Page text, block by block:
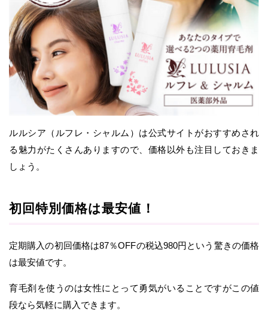
ルルシア（ルフレ・シャルム）は公式サイトがおすすめされ
る魅力がたくさんありますので、価格以外も注目しておきま
しょう。
初回特別価格は最安値！
定期購入の初回価格は87％OFFの税込980円という驚きの価格
は最安値です。
育毛剤を使うのは女性にとって勇気がいることですがこの値
段なら気軽に購入できます。